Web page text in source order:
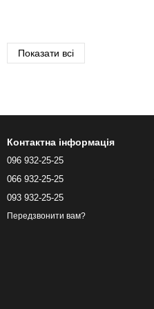
Показати всі
Контактна інформація
096 932-25-25
066 932-25-25
093 932-25-25
Передзвонити вам?